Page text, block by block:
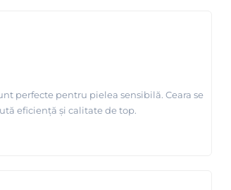
perfecte pentru pielea sensibilă. Ceara se
eficiență și calitate de top.